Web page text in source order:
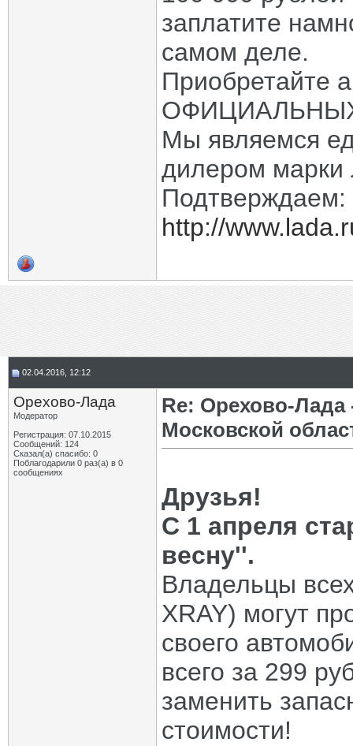
заплатите
самом деле.
Приобретайте
ОФИЦИАЛЬНЫХ
Мы являемся
дилером марки
Подтверждаем:
http://
02.04.2016, 12:12
Орехово-Лада
Модератор
Регистрация: 07.10.2015
Сообщений: 124
Сказал(а) спасибо: 0
Поблагодарили 0 раз(а) в 0
сообщениях
Re: Орехово-
Московской
Друзья!
С 1 апреля
весну''.
Владельцы
XRAY) могут
своего
всего за 299
заменить
стоимости!